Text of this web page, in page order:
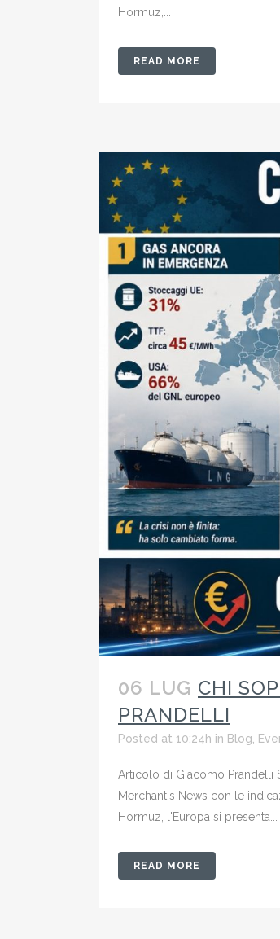
Hormuz,...
READ MORE
06 LUG CHI
PRANDELLI
Posted at 10:24h in Blog,
Articolo di Giacomo Prandelli
Merchant's News con le
Hormuz, l'Europa si presenta...
READ MORE